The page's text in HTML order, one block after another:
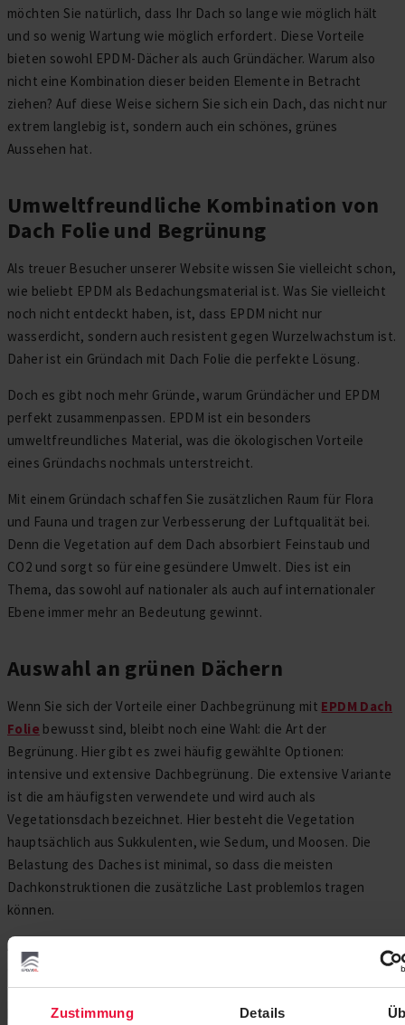
möchten Sie natürlich, dass Ihr Dach so lange wie möglich hält
und so wenig Wartung wie möglich erfordert. Diese Vorteile
bieten sowohl EPDM-Dächer als auch Gründächer. Warum also
nicht eine Kombination dieser beiden Elemente in Betracht
ziehen? Auf diese Weise sichern Sie sich ein Dach, das nicht nur
extrem langlebig ist, sondern auch ein schönes, grünes
Aussehen hat.
Umweltfreundliche Kombination von
Dach Folie und Begrünung
Als treuer Besucher unserer Website wissen Sie vielleicht schon,
wie beliebt EPDM als Bedachungsmaterial ist. Was Sie vielleicht
noch nicht entdeckt haben, ist, dass EPDM nicht nur
wasserdicht, sondern auch resistent gegen Wurzelwachstum ist.
Daher ist ein Gründach mit Dach Folie die perfekte Lösung.
Doch es gibt noch mehr Gründe, warum Gründächer und EPDM
perfekt zusammenpassen. EPDM ist ein besonders
umweltfreundliches Material, was die ökologischen Vorteile
eines Gründachs nochmals unterstreicht.
Mit einem Gründach schaffen Sie zusätzlichen Raum für Flora
und Fauna und tragen zur Verbesserung der Luftqualität bei.
Denn die Vegetation auf dem Dach absorbiert Feinstaub und
CO2 und sorgt so für eine gesündere Umwelt. Dies ist ein
Thema, das sowohl auf nationaler als auch auf internationaler
Ebene immer mehr an Bedeutung gewinnt.
Auswahl an grünen Dächern
Wenn Sie sich der Vorteile einer Dachbegrünung mit EPDM Dach
Folie bewusst sind, bleibt noch eine Wahl: die Art der
Begrünung. Hier gibt es zwei häufig gewählte Optionen:
intensive und extensive Dachbegrünung. Die extensive Variante
ist die am häufigsten verwendete und wird auch als
Vegetationsdach bezeichnet. Hier besteht die Vegetation
hauptsächlich aus Sukkulenten, wie Sedum, und Moosen. Die
Belastung des Daches ist minimal, so dass die meisten
Dachkonstruktionen die zusätzliche Last problemlos tragen
können.
Anders verhält es sich bei einem intensiv begrünten Dach, bei
dem die Vegetation aus Gras, Sträuchern und manchmal sogar
Bäumen besteht. Ein solches grünes dach wird als Dachgarten
bezeichnet. Aufgrund der wesentlich höheren Belastung ist eine